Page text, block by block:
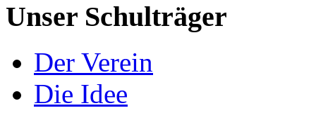
Unser Schulträger
Der Verein
Die Idee